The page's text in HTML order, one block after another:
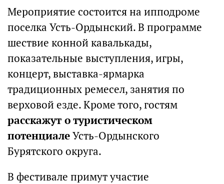
Мероприятие состоится на ипподроме
поселка Усть-Ордынский. В программе
шествие конной кавалькады,
показательные выступления, игры,
концерт, выставка-ярмарка
традиционных ремесел, занятия по
верховой езде. Кроме того, гостям
расскажут о туристическом
потенциалеУсть-Ордынского
Бурятского округа.
В фестивале примут участие